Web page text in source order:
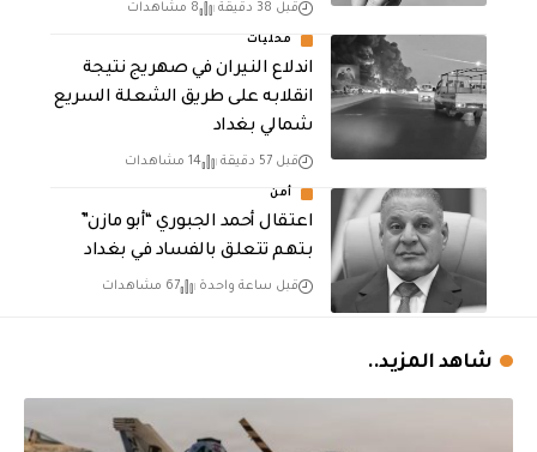
قبل 38 دقيقة 8 مشاهدات
محليات
اندلاع النيران في صهريج نتيجة
انقلابه على طريق الشعلة السريع
شمالي بغداد
قبل 57 دقيقة 14 مشاهدات
أمن
اعتقال أحمد الجبوري “أبو مازن”
بتهم تتعلق بالفساد في بغداد
قبل ساعة واحدة 67 مشاهدات
شاهد المزيد..